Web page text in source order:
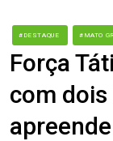
#DESTAQUE #MATO
Força
com